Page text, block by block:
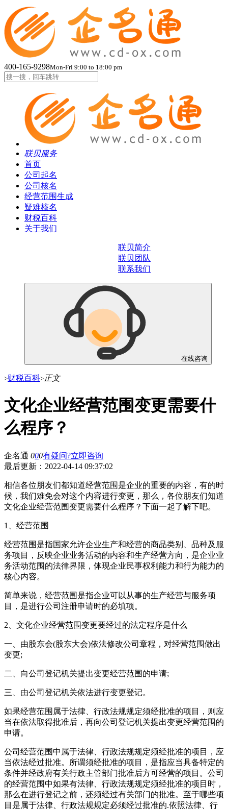
400-165-9298Mon-Fri 9:00 to 18:00 pm
联贝服务
首页
公司起名
公司核名
经营范围生成
疑难核名
财税百科
关于我们
联贝简介
联贝团队
联系我们
在线咨询
>财税百科> 正文
文化企业经营范围变更需要什
么程序？
企名通 000有疑问?立即咨询
最后更新： 2022-04-14 09:37:02
相信各位朋友们都知道经营范围是企业的重要的内容，有的时
候，我们难免会对这个内容进行变更，那么，各位朋友们知道
文化企业经营范围变更需要什么程序？下面一起了解下吧。
1、经营范围
经营范围是指国家允许企业生产和经营的商品类别、品种及服
务项目，反映企业业务活动的内容和生产经营方向，是企业业
务活动范围的法律界限，体现企业民事权利能力和行为能力的
核心内容。
简单来说，经营范围是指企业可以从事的生产经营与服务项
目，是进行公司注册申请时的必填项。
2、文化企业经营范围变更要经过的法定程序是什么
一、由股东会(股东大会)依法修改公司章程，对经营范围做出
变更;
二、向公司登记机关提出变更经营范围的申请;
三、由公司登记机关依法进行变更登记。
如果经营范围属于法律、行政法规规定须经批准的项目，则应
当在依法取得批准后，再向公司登记机关提出变更经营范围的
申请。
公司经营范围中属于法律、行政法规规定须经批准的项目，应
当依法经过批准。所谓须经批准的项目，是指应当具备特定的
条件并经政府有关行政主管部门批准后方可经营的项目。公司
的经营范围中如果有法律、行政法规规定须经批准的项目时，
那么在进行登记之前，还须经过有关部门的批准。至于哪些项
目是属于法律、行政法规规定必须经过批准的.依照法律、行